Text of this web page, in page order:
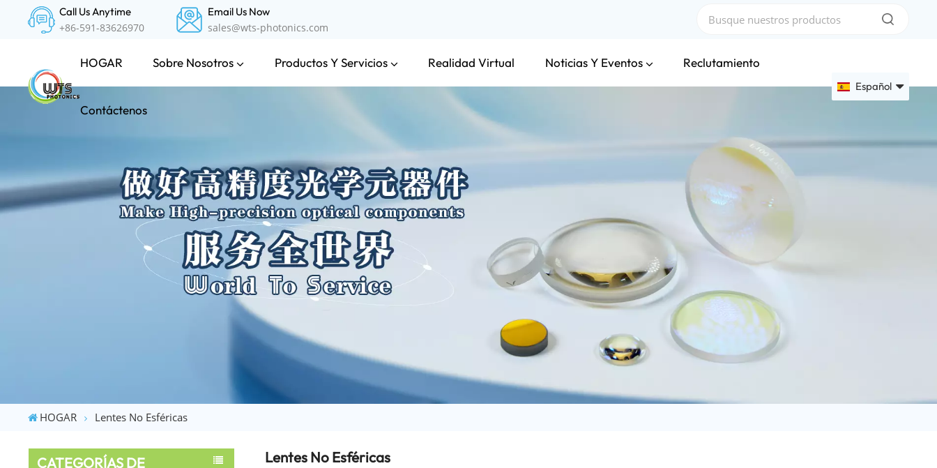
Call Us Anytime
+86-591-83626970
Email Us Now
sales@wts-photonics.com
HOGAR Sobre Nosotros Productos Y Servicios Realidad Virtual Noticias Y Eventos Reclutamiento
Contáctenos
Español
English
Français
HOGAR Lentes No Esféricas
CATEGORÍAS DE
Lentes No Esféricas